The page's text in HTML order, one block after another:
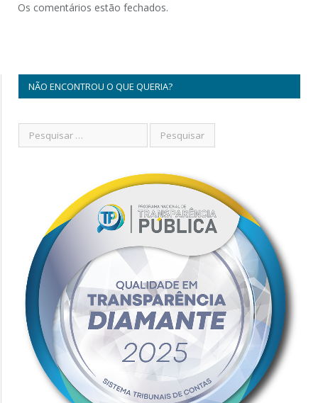
Os comentários estão fechados.
NÃO ENCONTROU O QUE QUERIA?